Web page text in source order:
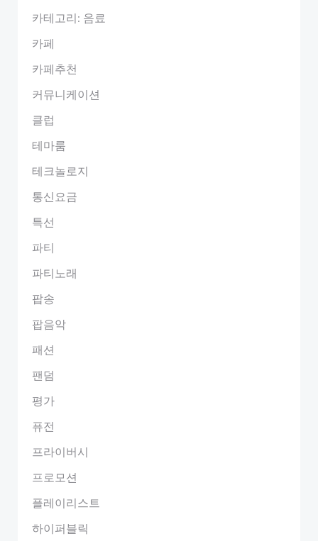
카테고리: 음료
카페
카페추천
커뮤니케이션
클럽
테마룸
테크놀로지
통신요금
특선
파티
파티노래
팝송
팝음악
패션
팬덤
평가
퓨전
프라이버시
프로모션
플레이리스트
하이퍼블릭